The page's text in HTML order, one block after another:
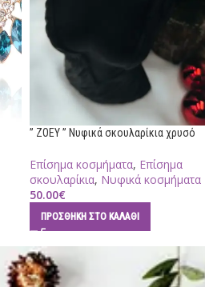
” ZOEY ” Νυφικά σκουλαρίκια χρυσό
Επίσημα κοσμήματα, Επίσημα
σκουλαρίκια, Νυφικά κοσμήματα
50.00€
ΠΡΟΣΘΉΚΗ ΣΤΟ ΚΑΛΆΘΙ